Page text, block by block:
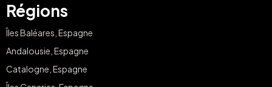
Régions
Îles Baléares, Espagne
Andalousie, Espagne
Catalogne, Espagne